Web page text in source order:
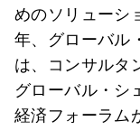
めのソリューシ
年、グローバル
は、コンサルタ
グローバル・シ
経済フォーラム